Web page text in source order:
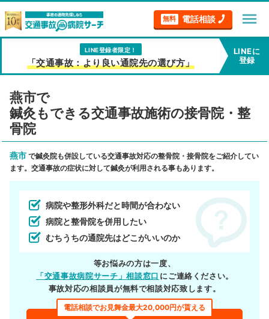
無料 電話相談 menu
LINE登録者限定！
「交通事故：より良い通院先の選び方」
LINEに
登録
燕市で
鍼灸もできる交通事故施術の接骨院・整
骨院
燕市 で鍼灸院も併設している交通事故対応の整骨院・接骨院をご紹介してい
ます。交通事故の症状に対して鍼灸が利用される事もあります。
病院や整形外科だと時間が合わない
病院と整骨院を併用したい
むちうちの通院先はどこがいいのか
等お悩みの方は一度、
「交通事故病院サーチ」相談窓口 にご連絡ください。
事故対応の相談員が無料で相談対応致します。
電話相談でお見舞金最大20,000円が貰える